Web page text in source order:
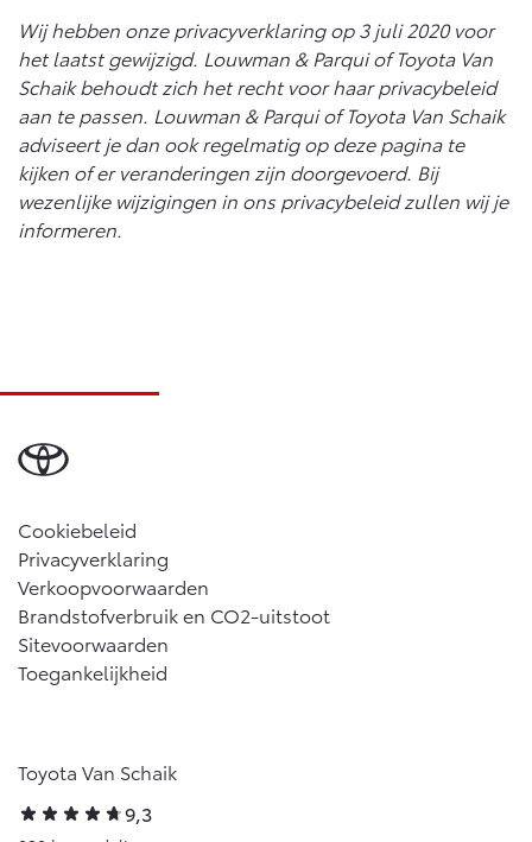
Wij hebben onze privacyverklaring op 3 juli 2020 voor
het laatst gewijzigd. Louwman & Parqui of Toyota Van
Schaik behoudt zich het recht voor haar privacybeleid
aan te passen. Louwman & Parqui of Toyota Van Schaik
adviseert je dan ook regelmatig op deze pagina te
kijken of er veranderingen zijn doorgevoerd. Bij
wezenlijke wijzigingen in ons privacybeleid zullen wij je
informeren.
Cookiebeleid
Privacyverklaring
Verkoopvoorwaarden
Brandstofverbruik en CO2-uitstoot
Sitevoorwaarden
Toegankelijkheid
Toyota Van Schaik
9,3